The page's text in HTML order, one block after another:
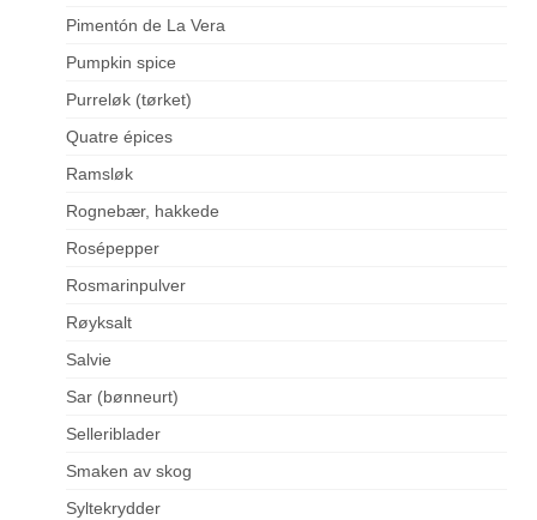
Pimentón de La Vera
Pumpkin spice
Purreløk (tørket)
Quatre épices
Ramsløk
Rognebær, hakkede
Rosépepper
Rosmarinpulver
Røyksalt
Salvie
Sar (bønneurt)
Selleriblader
Smaken av skog
Syltekrydder